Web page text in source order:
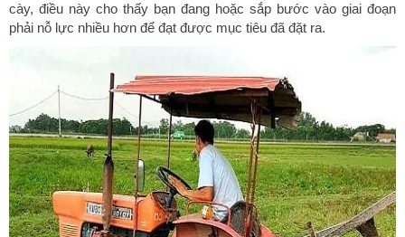
cày, điều này cho thấy bạn đang hoặc sắp bước vào giai đoạn
phải nỗ lực nhiều hơn để đạt được mục tiêu đã đặt ra.